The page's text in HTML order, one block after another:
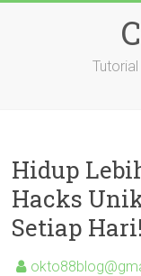
Hidup
Hacks
Setiap Hari!